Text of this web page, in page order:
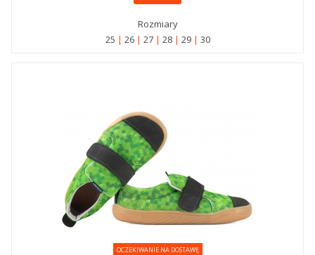
Rozmiary
25
26 27 28 29 30
OCZEKIWANIE NA DOSTAWĘ